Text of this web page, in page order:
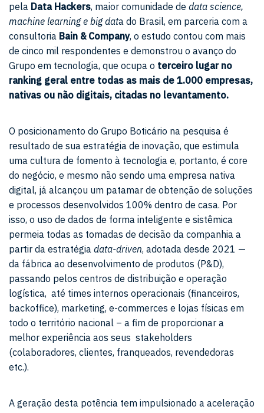
pela Data Hackers, maior comunidade de data science,
machine learning e big data do Brasil, em parceria com a
consultoria Bain & Company, o estudo contou com mais
de cinco mil respondentes e demonstrou o avanço do
Grupo em tecnologia, que ocupa o terceiro lugar no
ranking geral entre todas as mais de 1.000 empresas,
nativas ou não digitais, citadas no levantamento.
O posicionamento do Grupo Boticário na pesquisa é
resultado de sua estratégia de inovação, que estimula
uma cultura de fomento à tecnologia e, portanto, é core
do negócio, e mesmo não sendo uma empresa nativa
digital, já alcançou um patamar de obtenção de soluções
e processos desenvolvidos 100% dentro de casa. Por
isso, o uso de dados de forma inteligente e sistêmica
permeia todas as tomadas de decisão da companhia a
partir da estratégia data-driven, adotada desde 2021 —
da fábrica ao desenvolvimento de produtos (P&D),
passando pelos centros de distribuição e operação
logística, até times internos operacionais (financeiros,
backoffice), marketing, e-commerces e lojas físicas em
todo o território nacional – a fim de proporcionar a
melhor experiência aos seus stakeholders
(colaboradores, clientes, franqueados, revendedoras
etc.).
A geração desta potência tem impulsionado a aceleração